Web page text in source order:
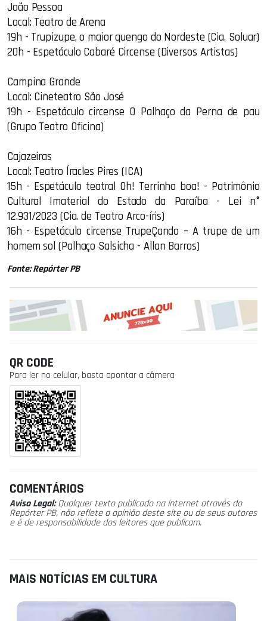
João Pessoa
Local: Teatro de Arena
19h - Trupizupe, o maior quengo do Nordeste (Cia. Soluar)
20h - Espetáculo Cabaré Circense (Diversos Artistas)
Campina Grande
Local: Cineteatro São José
19h - Espetáculo circense O Palhaço da Perna de pau
(Grupo Teatro Oficina)
Cajazeiras
Local: Teatro Íracles Pires (ICA)
15h - Espetáculo teatral Oh! Terrinha boa! - Patrimônio
Cultural Imaterial do Estado da Paraíba - Lei n°
12.931/2023 (Cia. de Teatro Arco-íris)
16h - Espetáculo circense TrupeÇando – A trupe de um
homem sol (Palhaço Salsicha - Allan Barros)
Fonte: Repórter PB
QR CODE
Para ler no celular, basta apontar a câmera
COMENTÁRIOS
Aviso Legal:Qualquer texto publicado na internet através do
Repórter PB, não reflete a opinião deste site ou de seus autores
e é de responsabilidade dos leitores que publicam.
MAIS NOTÍCIAS EM CULTURA